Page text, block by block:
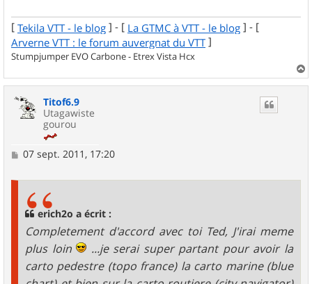
[ Tekila VTT - le blog ] - [ La GTMC à VTT - le blog ] - [
Arverne VTT : le forum auvergnat du VTT ]
Stumpjumper EVO Carbone - Etrex Vista Hcx
a
Titof6.9
Utagawiste
gourou
M
07 sept. 2011, 17:20
erich2o a écrit :
Completement d'accord avec toi Ted, J'irai meme
plus loin
...je serai super partant pour avoir la
carto pedestre (topo france) la carto marine (blue